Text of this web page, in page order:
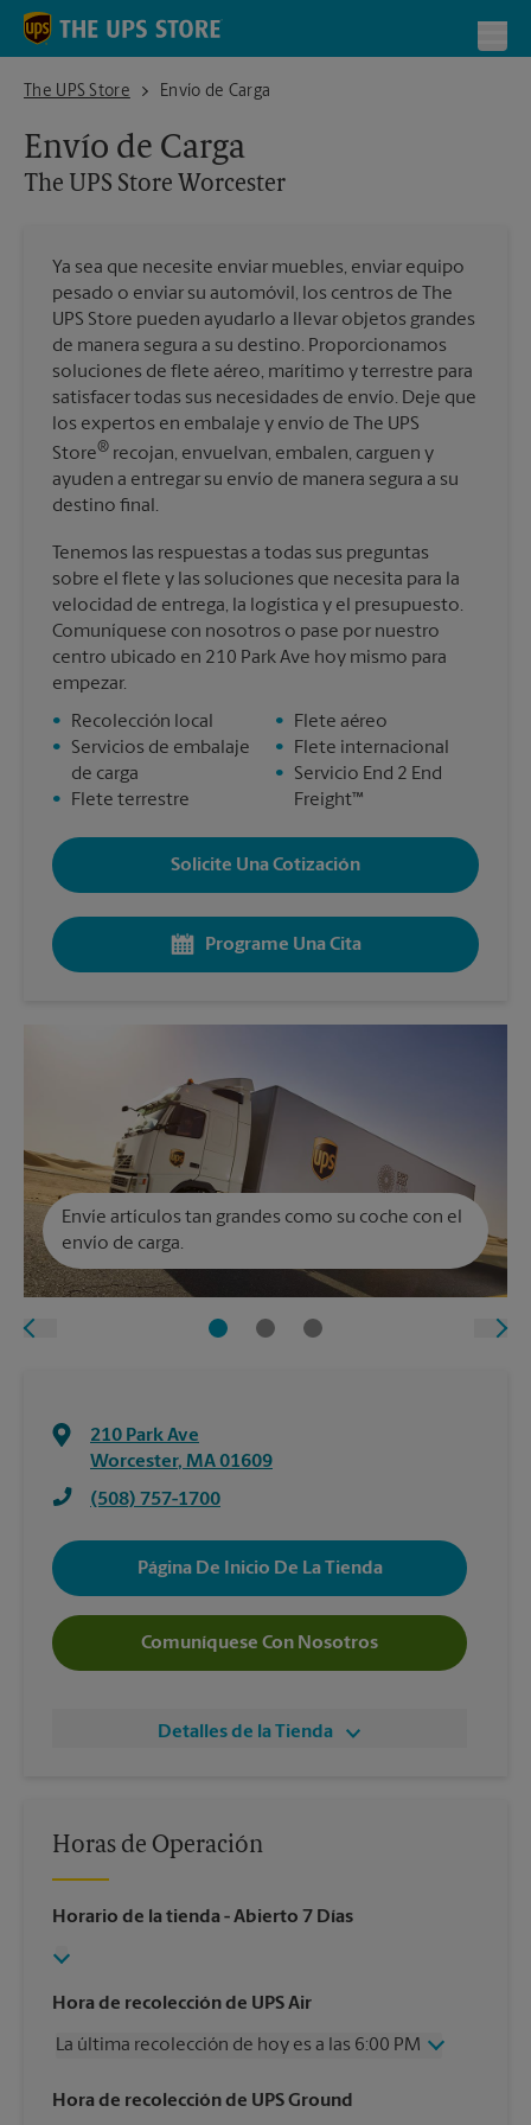
Skip to content
Return to Nav
The UPS Store
The UPS Store WorcesterEnvío de Carga
Envío de Carga
The UPS Store Worcester
Ya sea que necesite enviar muebles, enviar equipo
pesado o enviar su automóvil, los centros de The
UPS Store pueden ayudarlo a llevar objetos grandes
de manera segura a su destino. Proporcionamos
soluciones de flete aéreo, marítimo y terrestre para
satisfacer todas sus necesidades de envío. Deje que
los expertos en embalaje y envío de The UPS
Store® recojan, envuelvan, embalen, carguen y
ayuden a entregar su envío de manera segura a su
destino final.
Tenemos las respuestas a todas sus preguntas
sobre el flete y las soluciones que necesita para la
velocidad de entrega, la logística y el presupuesto.
Comuníquese con nosotros o pase por nuestro
centro ubicado en 210 Park Ave hoy mismo para
empezar.
•
Recolección local
•
Servicios de embalaje
de carga
•
Flete terrestre
•
Flete aéreo
•
Flete internacional
•
Servicio End 2 End
Freight™
Solicite Una Cotización
Programe Una Cita
Envíe artículos tan grandes como su coche con el
envío de carga.
210 Park Ave
Worcester, MA01609
(508) 757-1700
Página De Inicio De La Tienda
Comuníquese Con Nosotros
Detalles de la Tienda
Horas de Operación
Horario de la tienda - Abierto 7 Días
Hora de recolección de UPS Air
La última recolección de hoy es a las 6:00 PM
Miércoles
6:00 PM
Hora de recolección de UPS Ground